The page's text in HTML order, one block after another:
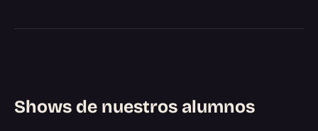
Shows de nuestros alumnos